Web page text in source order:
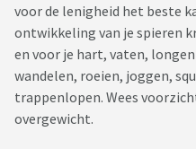
voor de lenigheid het beste
ontwikkeling van je spieren
en voor je hart, vaten,
wandelen, roeien, joggen,
trappenlopen. Wees
overgewicht.